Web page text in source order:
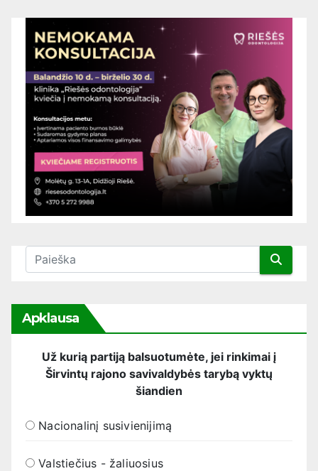
Apklausa
Už kurią partiją balsuotumėte, jei rinkimai į
Širvintų rajono savivaldybės tarybą vyktų
šiandien
Nacionalinį susivienijimą
Valstiečius - žaliuosius